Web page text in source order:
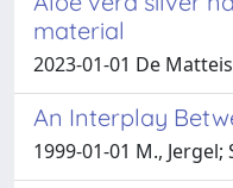
material
2023-01-01 De
An Interplay
1999-01-01 M.,